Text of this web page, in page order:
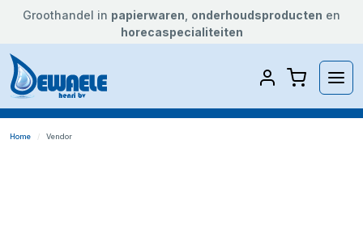
Groothandel in papierwaren onderhoudsproducten en
horecaspecialiteiten
Home Vendor